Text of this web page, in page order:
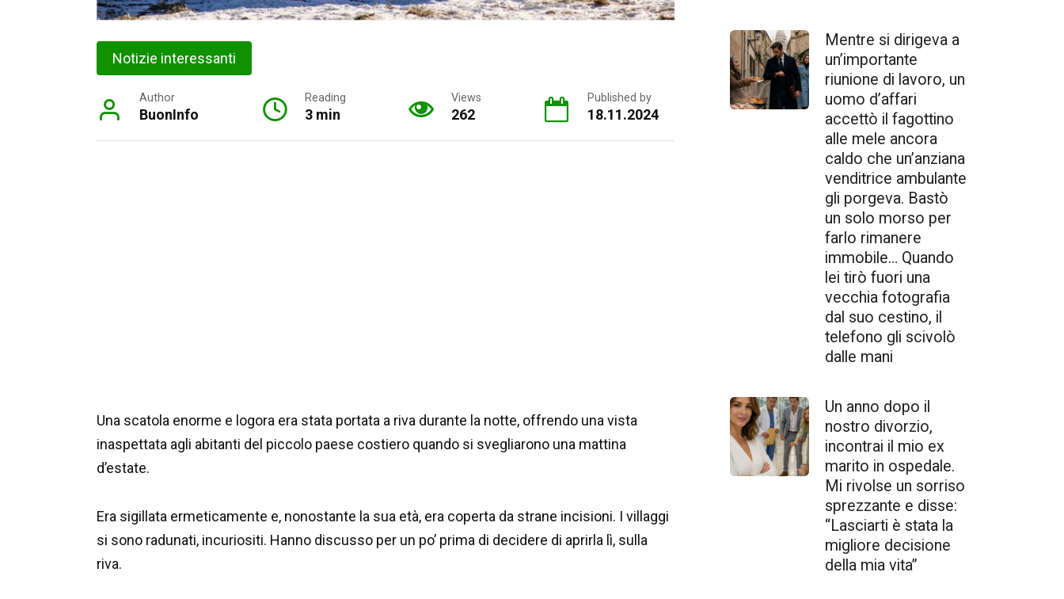
Notizie interessanti
Author
BuonInfo
Reading
3 min
Views
262
Published by
18.11.2024
Una scatola enorme e logora era stata portata a riva durante la notte, offrendo una vista
inaspettata agli abitanti del piccolo paese costiero quando si svegliarono una mattina
d’estate.
Era sigillata ermeticamente e, nonostante la sua età, era coperta da strane incisioni. I villaggi
si sono radunati, incuriositi. Hanno discusso per un po’ prima di decidere di aprirla lì, sulla
riva.
Mentre si dirigeva a
un’importante
riunione di lavoro, un
uomo d’affari
accettò il fagottino
alle mele ancora
caldo che un’anziana
venditrice ambulante
gli porgeva. Bastò
un solo morso per
farlo rimanere
immobile… Quando
lei tirò fuori una
vecchia fotografia
dal suo cestino, il
telefono gli scivolò
dalle mani
Un anno dopo il
nostro divorzio,
incontrai il mio ex
marito in ospedale.
Mi rivolse un sorriso
sprezzante e disse:
“Lasciarti è stata la
migliore decisione
della mia vita”